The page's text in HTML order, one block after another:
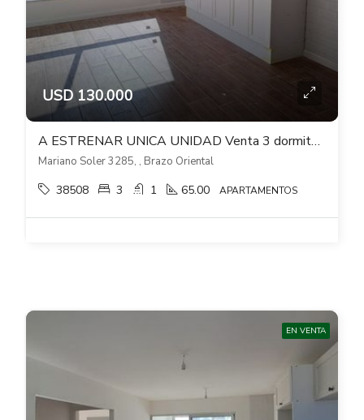
USD 130.000
A ESTRENAR UNICA UNIDAD Venta 3 dormitorios cochera Verde Sol Brazo Oriental
Mariano Soler 3285, , Brazo Oriental
38508 3 1 65.00 APARTAMENTOS
EN VENTA